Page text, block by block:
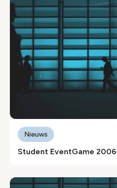
Student EventGame
Nieuws